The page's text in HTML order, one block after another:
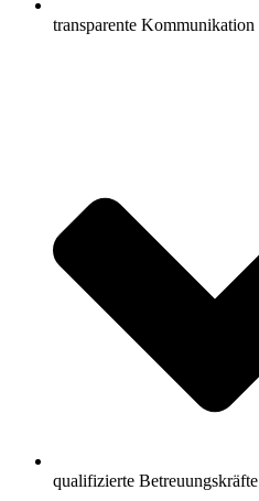
transparente Kommunikation
qualifizierte Betreuungskräfte